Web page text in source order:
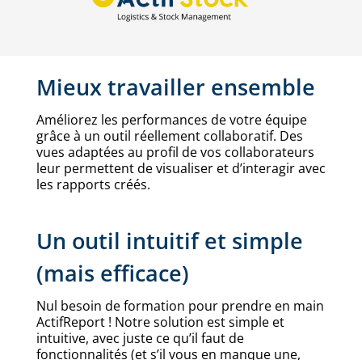
Mieux travailler ensemble
Améliorez les performances de votre équipe
grâce à un outil réellement collaboratif. Des
vues adaptées au profil de vos collaborateurs
leur permettent de visualiser et d’interagir avec
les rapports créés.
Un outil intuitif et simple
(mais efficace)
Nul besoin de formation pour prendre en main
ActifReport ! Notre solution est simple et
intuitive, avec juste ce qu’il faut de
fonctionnalités (et s’il vous en manque une,